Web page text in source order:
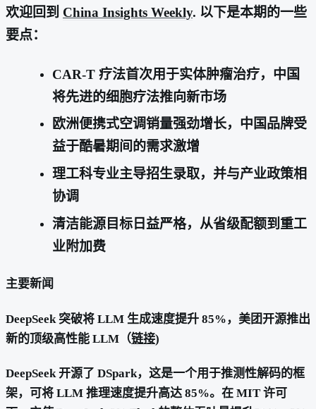
欢迎回到 China Insights Weekly. 以下是本期的一些
要点：
CAR-T 疗法首次用于实体肿瘤治疗，中国
将先进的细胞疗法推向新市场
欧洲便携式空调销量强劲增长，中国品牌受
益于酷暑期间的需求激增
理工科专业主导招生录取，并与产业政策相
协调
清洁能源目标日益严格，从省级配额到重工
业附加费
主要新闻
DeepSeek 突破将 LLM 生成速度提升 85%，美团开源推出
新的顶级高性能 LLM（链接)
DeepSeek 开源了 DSpark，这是一个用于推测性解码的框
架，可将 LLM 推理速度提升高达 85%。在 MIT 许可